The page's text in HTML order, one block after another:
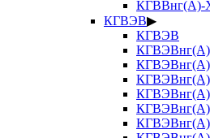
КГВВнг(А)-
КГВЭВ▶
КГВЭВ
КГВЭВнг(А)